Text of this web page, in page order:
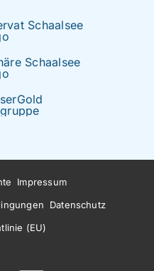
Impressum
Datenschutz
(EU)